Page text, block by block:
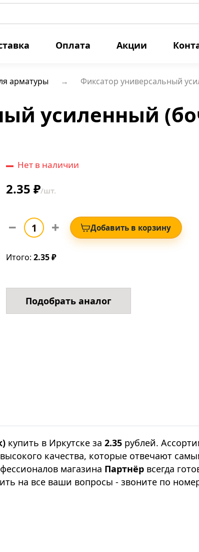
Оплата Акции
арматуры Фиксатор универсальный
усиленный
Нет в наличии
2.35 ₽/шт.
Добавить в корзину
Итого: 2.35 ₽
Подобрать аналог
купить в Иркутске за 2.35 рублей.
высокого качества, которые отвечают
магазина Партнёр всегда
на все ваши вопросы - звоните по